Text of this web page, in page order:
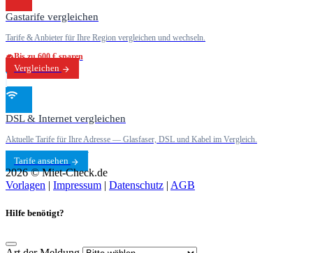
Gastarife vergleichen
Tarife & Anbieter für Ihre Region vergleichen und wechseln.
Bis zu 600 € sparen
Vergleichen
DSL & Internet vergleichen
Aktuelle Tarife für Ihre Adresse — Glasfaser, DSL und Kabel im Vergleich.
Tarife ansehen
2026 © Miet-Check.de
Vorlagen | Impressum | Datenschutz | AGB
Hilfe benötigt?